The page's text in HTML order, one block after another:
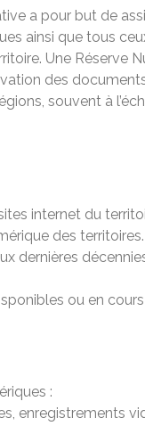
a pour but de
ainsi que tous
Une Réserve
des
souvent à
internet du
des territoires.
dernières
ou en
:
enregistrements